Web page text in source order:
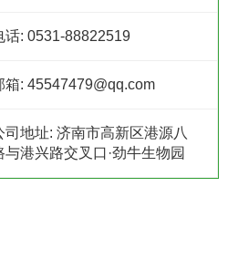
话: 0531-88822519
箱: 45547479@qq.com
司地址: 济南市高新区港源八
与港兴路交叉口·劲牛生物园